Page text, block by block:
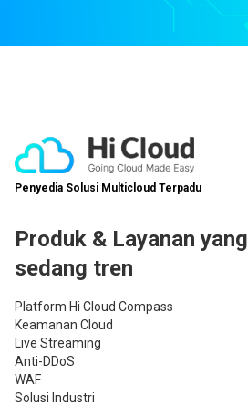
Penyedia Solusi Multicloud Terpadu
Produk & Layanan yang
sedang tren
Platform Hi Cloud Compass
Keamanan Cloud
Live Streaming
Anti-DDoS
WAF
Solusi Industri